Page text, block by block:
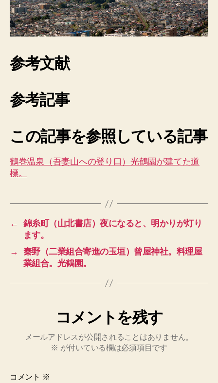
参考文献
参考記事
この記事を参照している記事
鶴巻温泉（吾妻山への登り口）光鶴園が建てた道
標。
←
錦糸町（山北書店）夜になると、明かりが灯り
ます。
→
秦野（二業組合寄進の玉垣）曾屋神社。料理屋
業組合。光鶴園。
コメントを残す
メールアドレスが公開されることはありません。
※ が付いている欄は必須項目です
コメント ※